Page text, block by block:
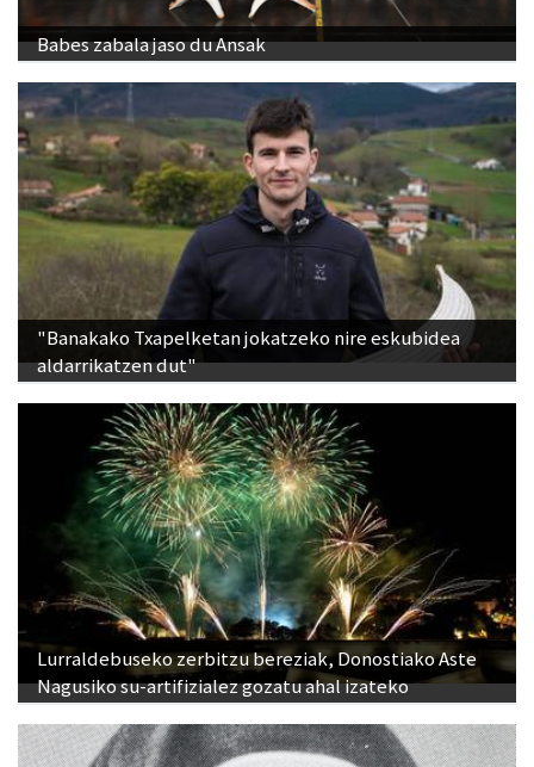
Babes zabala jaso du Ansak
"Banakako Txapelketan jokatzeko nire eskubidea
aldarrikatzen dut"
Lurraldebuseko zerbitzu bereziak, Donostiako Aste
Nagusiko su-artifizialez gozatu ahal izateko